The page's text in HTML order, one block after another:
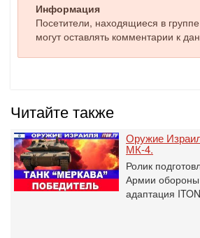
Информация
Посетители, находящиеся в группе
могут оставлять комментарии к
Читайте также
Оружие
МК-4.
Ролик
Армии
адаптация